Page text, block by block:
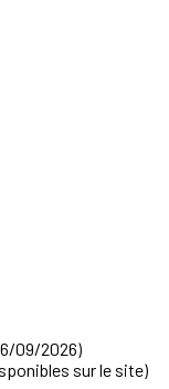
09/2026)
sur le site)